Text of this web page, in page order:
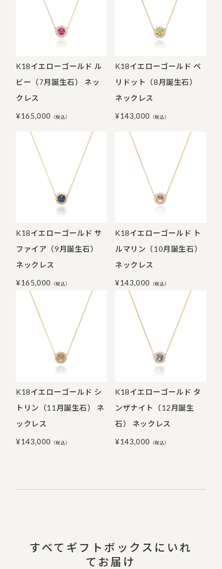
K18イエローゴールド ル
ビー（7月誕生石） ネッ
クレス
¥165,000 （税込）
K18イエローゴールド ペ
リドット（8月誕生石）
ネックレス
¥143,000 （税込）
K18イエローゴールド サ
ファイア（9月誕生石）
ネックレス
¥165,000 （税込）
K18イエローゴールド ト
ルマリン（10月誕生石）
ネックレス
¥143,000 （税込）
K18イエローゴールド シ
トリン（11月誕生石） ネ
ックレス
¥143,000 （税込）
K18イエローゴールド タ
ンザナイト（12月誕生
石） ネックレス
¥143,000 （税込）
すべてギフトボックスにいれ
てお届け